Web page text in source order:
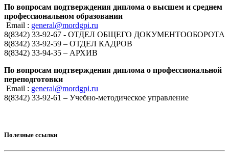
По вопросам подтверждения диплома о высшем и среднем
профессиональном образовании
Email : general@mordgpi.ru
8(8342) 33-92-67 - ОТДЕЛ ОБЩЕГО ДОКУМЕНТООБОРОТА
8(8342) 33-92-59 – ОТДЕЛ КАДРОВ
8(8342) 33-94-35 – АРХИВ
По вопросам подтверждения диплома о профессиональной
переподготовки
Email : general@mordgpi.ru
8(8342) 33-92-61 – Учебно-методическое управление
Полезные ссылки